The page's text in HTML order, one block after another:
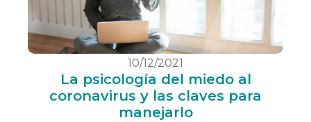
10/12/2021
La psicología del miedo al
coronavirus y las claves para
manejarlo